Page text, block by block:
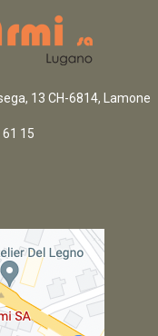
13 CH-6814, Lamone
61 15